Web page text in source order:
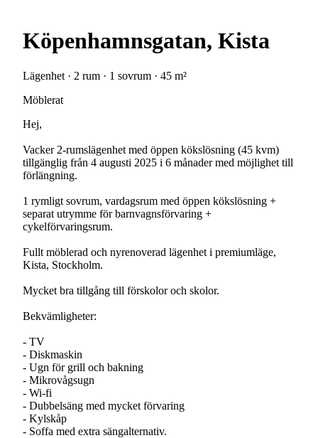
Köpenhamnsgatan, Kista
Lägenhet · 2 rum · 1 sovrum · 45 m²
Möblerat
Hej,
Vacker 2-rumslägenhet med öppen kökslösning (45 kvm)
tillgänglig från 4 augusti 2025 i 6 månader med möjlighet till
förlängning.
1 rymligt sovrum, vardagsrum med öppen kökslösning +
separat utrymme för barnvagnsförvaring +
cykelförvaringsrum.
Fullt möblerad och nyrenoverad lägenhet i premiumläge,
Kista, Stockholm.
Mycket bra tillgång till förskolor och skolor.
Bekvämligheter:
- TV
- Diskmaskin
- Ugn för grill och bakning
- Mikrovågsugn
- Wi-fi
- Dubbelsäng med mycket förvaring
- Kylskåp
- Soffa med extra sängalternativ.